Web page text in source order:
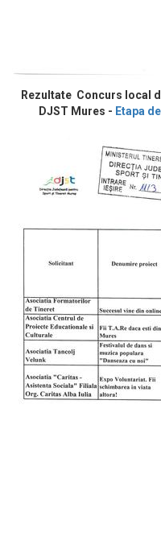
Rezultate Concurs local
DJST Mures - Etapa